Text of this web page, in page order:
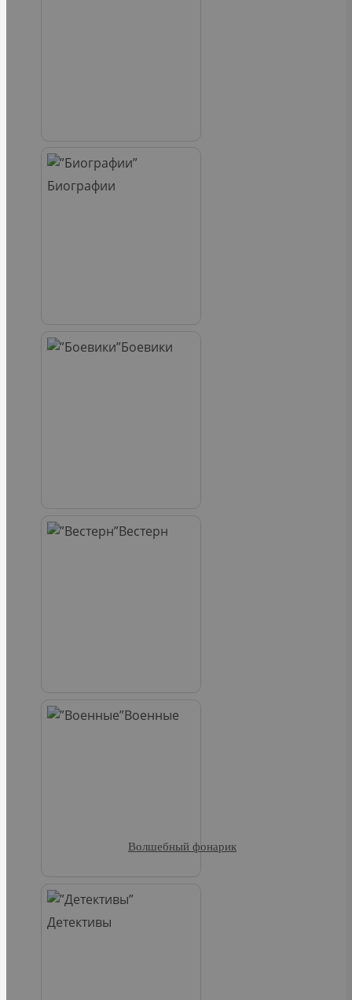
Биографии
Боевики
Вестерн
Военные
Детективы
Волшебный фонарик